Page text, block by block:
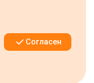
Согласен